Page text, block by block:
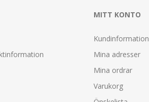
MITT KONTO
Kundinformation
Mina adresser
Mina ordrar
Varukorg